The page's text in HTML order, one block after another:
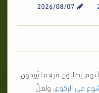
2026/08/07
يطلبون فيه ما يُريدون
في الركوع، ولعلَّ